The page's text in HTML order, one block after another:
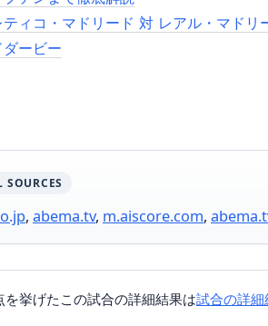
ティコ・マドリード 対 レアル・マド
ダービー
, abema.tv, m.aiscore.com,
を挙げたこの試合の詳細結果は試合の詳細